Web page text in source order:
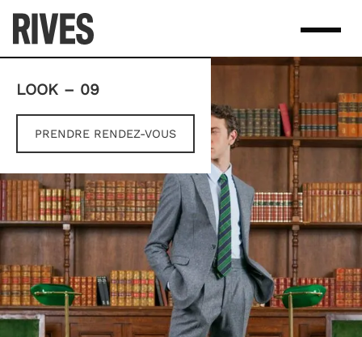
content
LOOK – 09
PRENDRE RENDEZ-VOUS